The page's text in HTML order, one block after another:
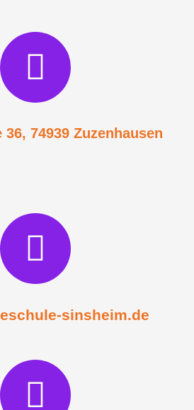
74939 Zuzenhausen
sinsheim.de